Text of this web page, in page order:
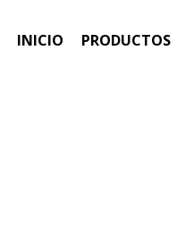
INICIO PRODUCTOS